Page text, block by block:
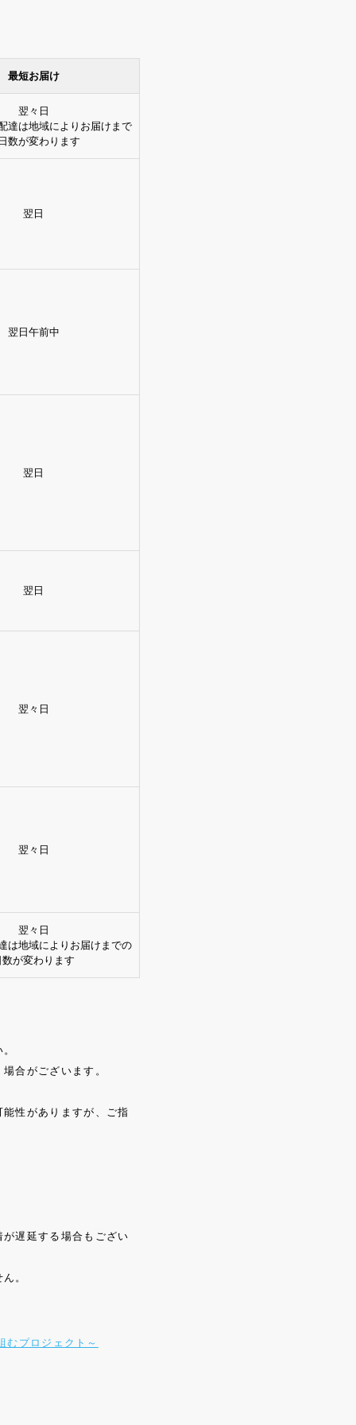
最短お届け
翌々日
達は地域によりお届けまで
数が変わります
翌日
翌日午前中
翌日
翌日
翌々日
翌々日
翌々日
は地域によりお届けまでの
数が変わります
合がございます。
性がありますが、ご指
遅延する場合もござい
。
プロジェクト～